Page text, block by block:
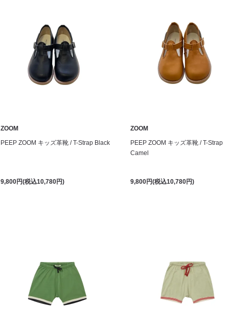
ZOOM
PEEP ZOOM キッズ革靴 / T-Strap Black
9,800円(税込10,780円)
ZOOM
PEEP ZOOM キッズ革靴 / T-Strap
Camel
9,800円(税込10,780円)